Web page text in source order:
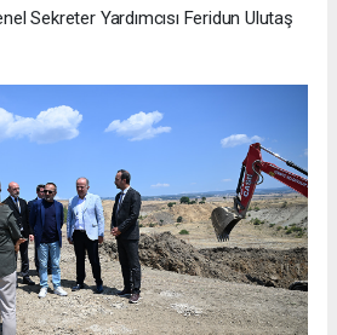
Sekreter Yardımcısı Feridun Ulutaş